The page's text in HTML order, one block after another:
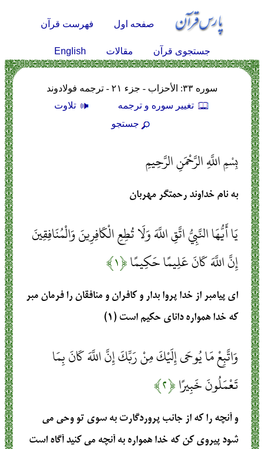
صفحه اول فهرست قرآن
جستجوی قرآن مقالات English
سوره ۳۳: الأحزاب - جزء ۲۱ - ترجمه فولادوند
تغيير سوره و ترجمه
تلاوت
جستجو
بِسْمِ اللَّهِ الرَّحْمَنِ الرَّحِيمِ
به نام خداوند رحمتگر مهربان
يَا أَيُّهَا النَّبِيُّ اتَّقِ اللَّهَ وَلَا تُطِعِ الْكَافِرِينَ وَالْمُنَافِقِينَ
إِنَّ اللَّهَ كَانَ عَلِيمًا حَكِيمًا﴿۱﴾
اى پيامبر از خدا پروا بدار و كافران و منافقان را فرمان مبر
كه خدا همواره داناى حكيم است (۱)
وَاتَّبِعْ مَا يُوحَى إِلَيْكَ مِنْ رَبِّكَ إِنَّ اللَّهَ كَانَ بِمَا
تَعْمَلُونَ خَبِيرًا﴿۲﴾
و آنچه را كه از جانب پروردگارت به سوى تو وحى مى
‏شود پيروى كن كه خدا همواره به آنچه مى ‏كنيد آگاه است